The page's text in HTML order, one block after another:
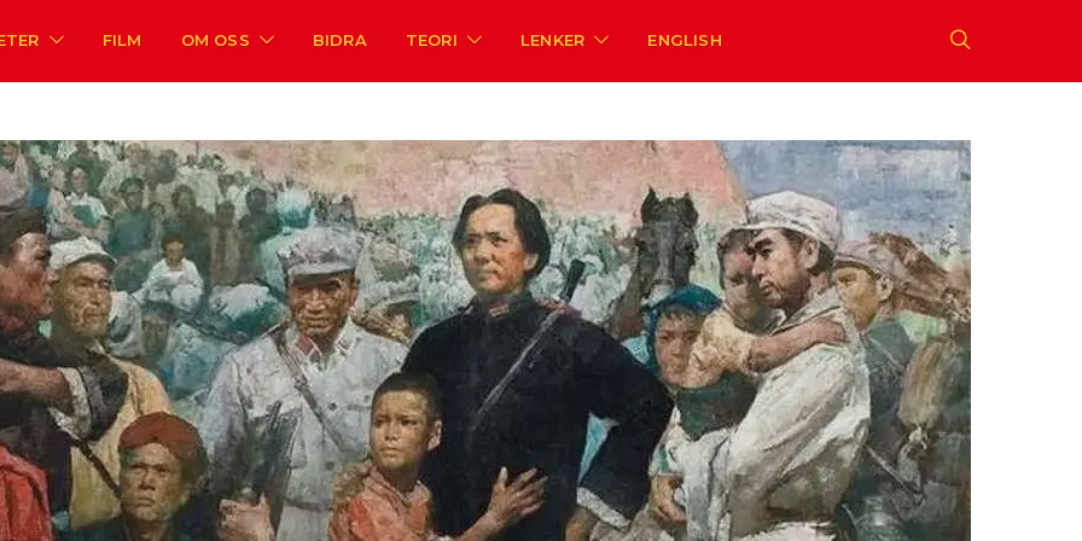
FILM OM OSS BIDRA TEORI LENKER ENGLISH